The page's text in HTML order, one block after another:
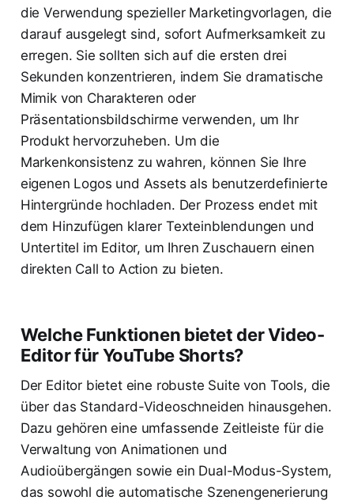
die Verwendung spezieller Marketingvorlagen, die
darauf ausgelegt sind, sofort Aufmerksamkeit zu
erregen. Sie sollten sich auf die ersten drei
Sekunden konzentrieren, indem Sie dramatische
Mimik von Charakteren oder
Präsentationsbildschirme verwenden, um Ihr
Produkt hervorzuheben. Um die
Markenkonsistenz zu wahren, können Sie Ihre
eigenen Logos und Assets als benutzerdefinierte
Hintergründe hochladen. Der Prozess endet mit
dem Hinzufügen klarer Texteinblendungen und
Untertitel im Editor, um Ihren Zuschauern einen
direkten Call to Action zu bieten.
Welche Funktionen bietet der Video-
Editor für YouTube Shorts?
Der Editor bietet eine robuste Suite von Tools, die
über das Standard-Videoschneiden hinausgehen.
Dazu gehören eine umfassende Zeitleiste für die
Verwaltung von Animationen und
Audioübergängen sowie ein Dual-Modus-System,
das sowohl die automatische Szenengenerierung